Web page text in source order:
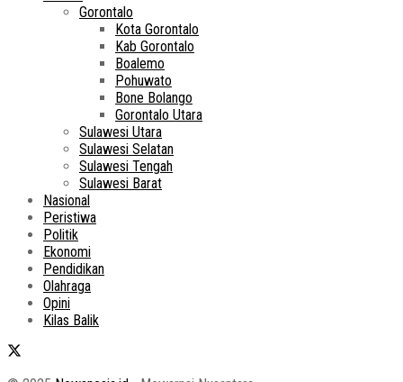
Gorontalo
Kota Gorontalo
Kab Gorontalo
Boalemo
Pohuwato
Bone Bolango
Gorontalo Utara
Sulawesi Utara
Sulawesi Selatan
Sulawesi Tengah
Sulawesi Barat
Nasional
Peristiwa
Politik
Ekonomi
Pendidikan
Olahraga
Opini
Kilas Balik